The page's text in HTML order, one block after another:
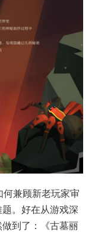
兼顾新老玩家审
。好在从游戏深
到了：《古墓丽